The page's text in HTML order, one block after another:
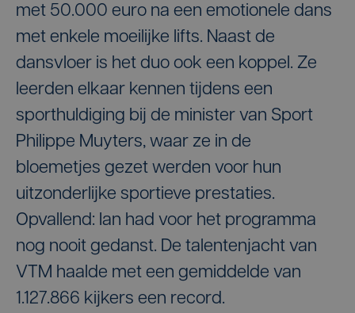
met 50.000 euro na een emotionele dans
met enkele moeilijke lifts. Naast de
dansvloer is het duo ook een koppel. Ze
leerden elkaar kennen tijdens een
sporthuldiging bij de minister van Sport
Philippe Muyters, waar ze in de
bloemetjes gezet werden voor hun
uitzonderlijke sportieve prestaties.
Opvallend: Ian had voor het programma
nog nooit gedanst. De talentenjacht van
VTM haalde met een gemiddelde van
1.127.866 kijkers een record.